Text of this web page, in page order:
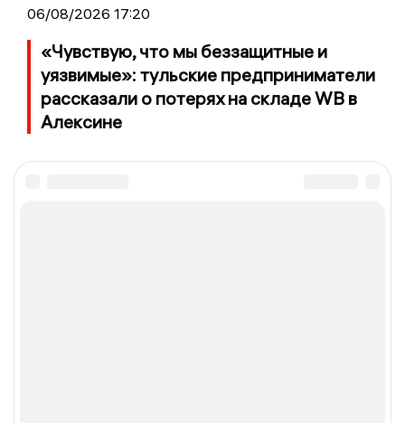
06/08/2026 17:20
«Чувствую, что мы беззащитные и
уязвимые»: тульские предприниматели
рассказали о потерях на складе WB в
Алексине